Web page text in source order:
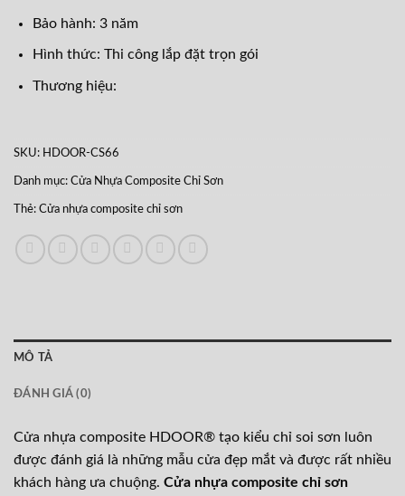
Bảo hành: 3 năm
Hình thức: Thi công lắp đặt trọn gói
Thương hiệu:
SKU: HDOOR-CS66
Danh mục: Cửa Nhựa Composite Chỉ Sơn
Thẻ: Cửa nhựa composite chỉ sơn
MÔ TẢ
ĐÁNH GIÁ (0)
Cửa nhựa composite HDOOR® tạo kiểu chỉ soi sơn luôn
được đánh giá là những mẫu cửa đẹp mắt và được rất nhiều
khách hàng ưa chuộng. Cửa nhựa composite chỉ sơn